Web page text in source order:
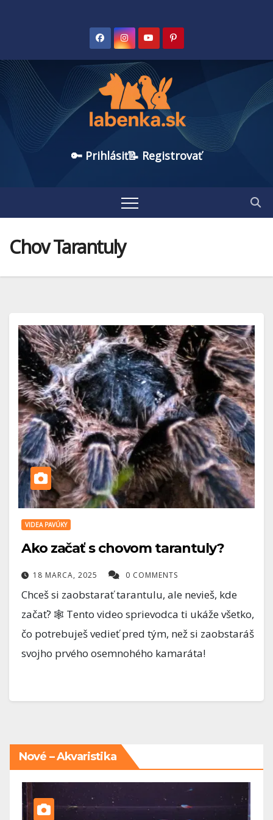
🔑 Prihlásiť📝 Registrovať
Chov Tarantuly
VIDEA PAVÚKY
Ako začať s chovom tarantuly?
18 MARCA, 2025 0 COMMENTS
Chceš si zaobstarať tarantulu, ale nevieš, kde
začať? 🕸️ Tento video sprievodca ti ukáže všetko,
čo potrebuješ vedieť pred tým, než si zaobstaráš
svojho prvého osemnohého kamaráta!
Nové – Akvaristika